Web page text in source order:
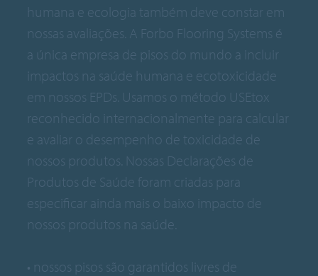
humana e ecologia também deve constar em
nossas avaliações. A Forbo Flooring Systems é
a única empresa de pisos do mundo a incluir
impactos na saúde humana e ecotoxicidade
em nossos EPDs. Usamos o método USEtox
reconhecido internacionalmente para calcular
e avaliar o desempenho de toxicidade de
nossos produtos. Nossas Declarações de
Produtos de Saúde foram criadas para
especificar ainda mais o baixo impacto de
nossos produtos na saúde.
• nossos pisos são garantidos livres de